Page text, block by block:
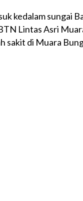
kedalam sungai
Lintas Asri
sakit di Muara